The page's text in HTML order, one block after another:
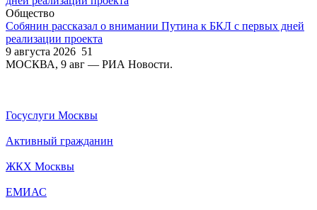
Общество
Собянин рассказал о внимании Путина к БКЛ с первых дней
реализации проекта
9 августа 2026 51
МОСКВА, 9 авг — РИА Новости.
Госуслуги Москвы
Активный гражданин
ЖКХ Москвы
ЕМИАС